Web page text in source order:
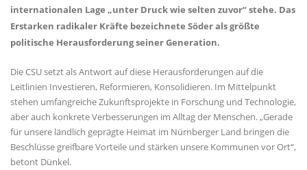
internationalen Lage „unter Druck wie selten zuvor“ stehe. Das
Erstarken radikaler Kräfte bezeichnete Söder als größte
politische Herausforderung seiner Generation.
Die CSU setzt als Antwort auf diese Herausforderungen auf die
Leitlinien Investieren, Reformieren, Konsolidieren. Im Mittelpunkt
stehen umfangreiche Zukunftsprojekte in Forschung und Technologie,
aber auch konkrete Verbesserungen im Alltag der Menschen. „Gerade
für unsere ländlich geprägte Heimat im Nürnberger Land bringen die
Beschlüsse greifbare Vorteile und stärken unsere Kommunen vor Ort“,
betont Dünkel.